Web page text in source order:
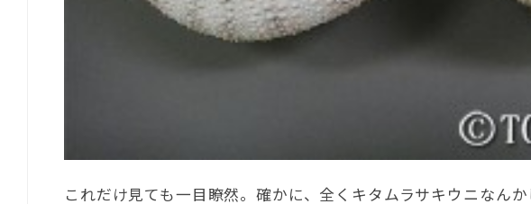
これだけ見ても一目瞭然。確かに、全くキタムラサキウニなん